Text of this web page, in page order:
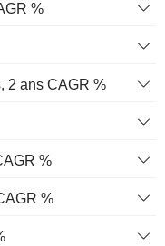
%
2 ans CAGR %
%
%